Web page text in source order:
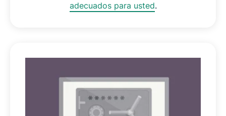
adecuados para usted.